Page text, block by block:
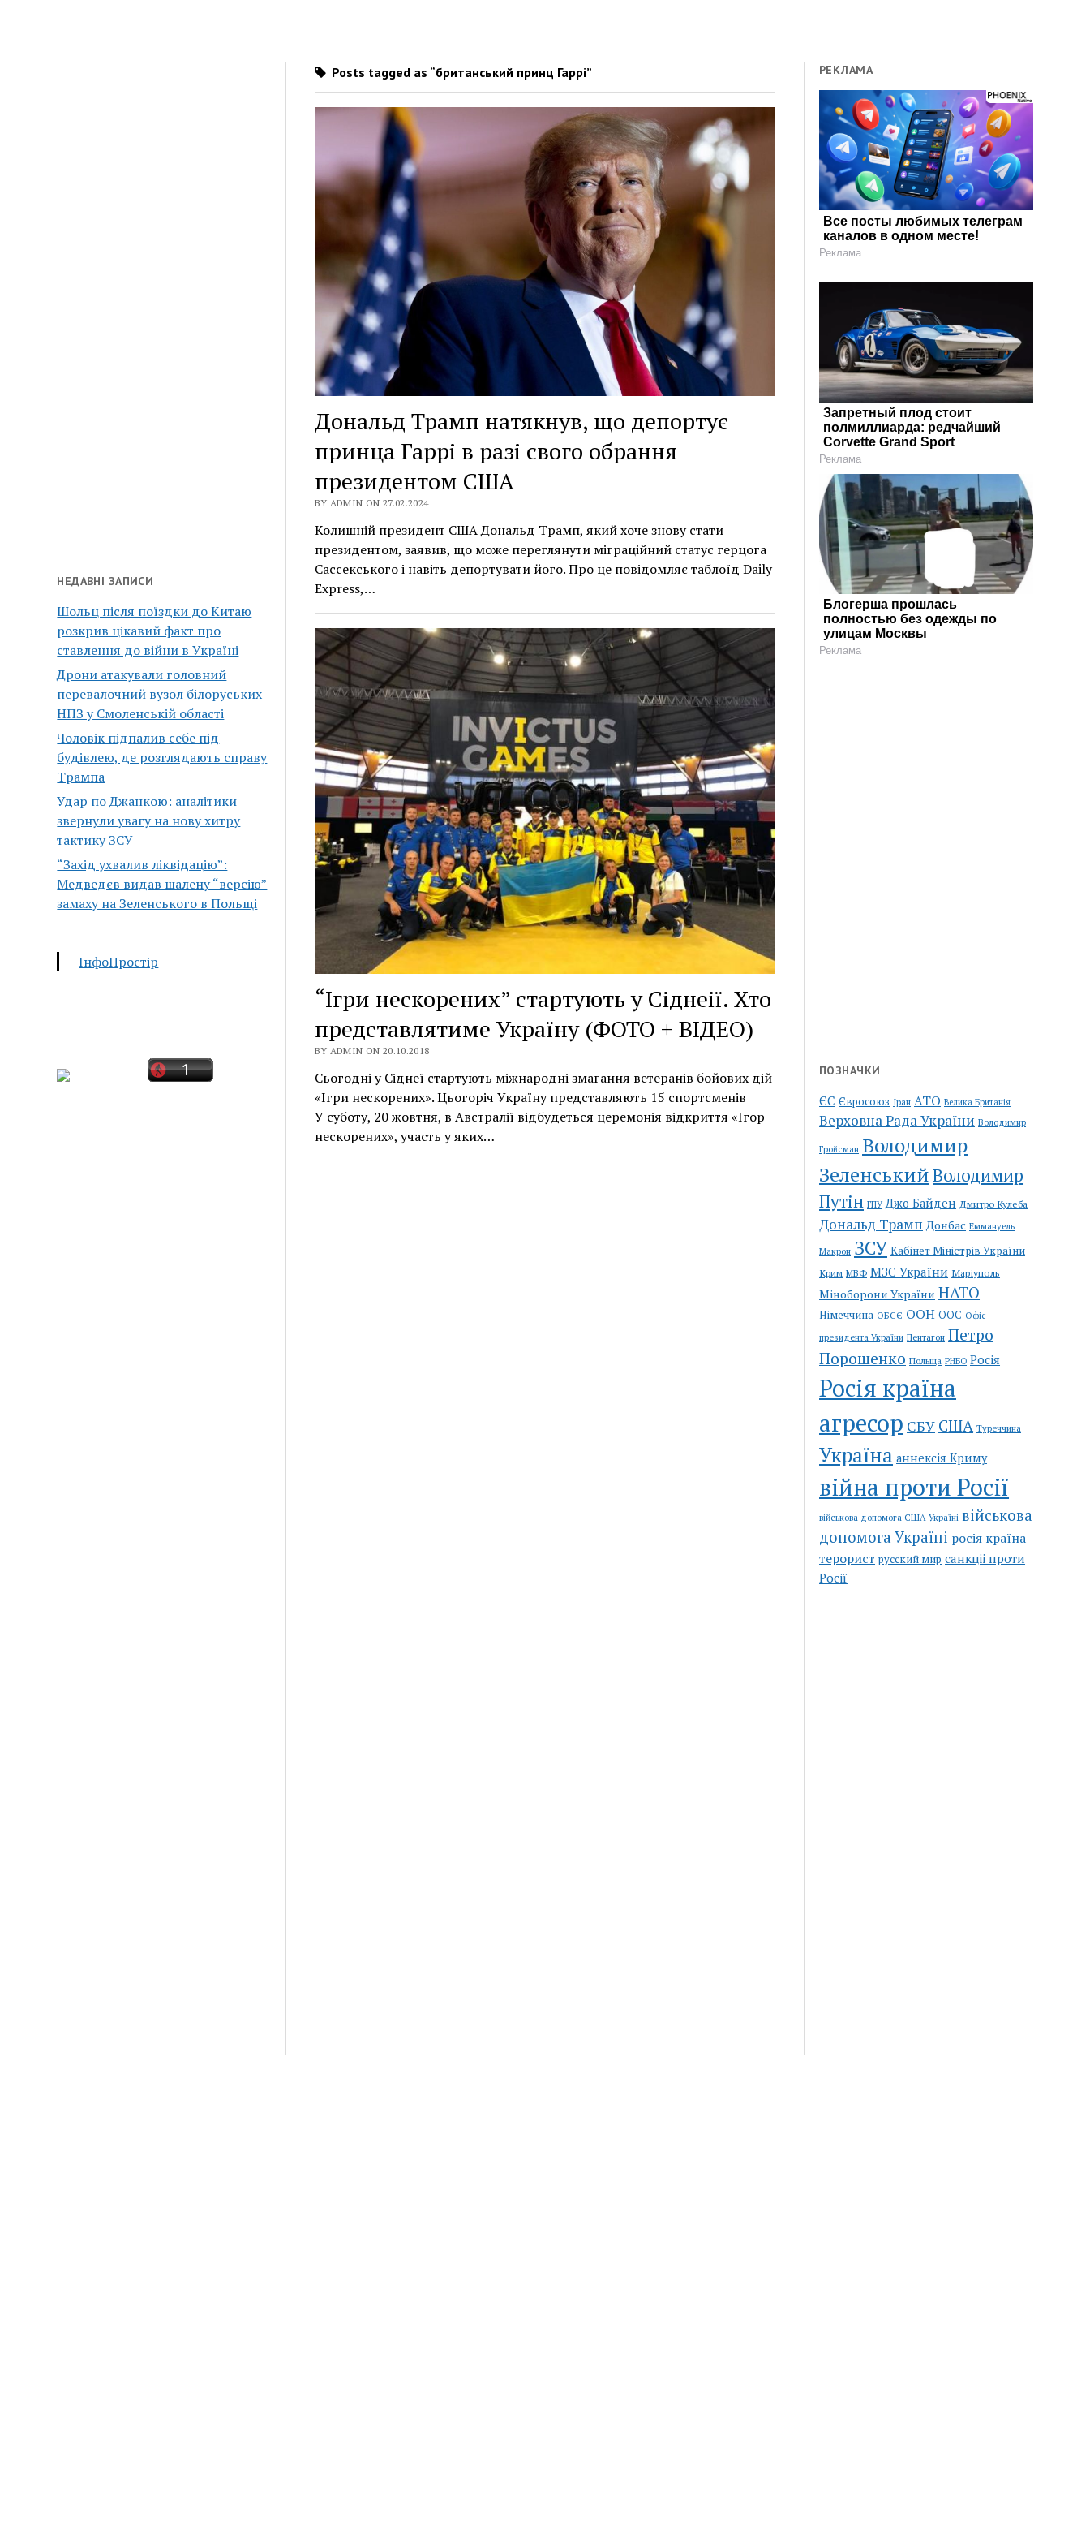
НЕДАВНІ ЗАПИСИ
Шольц після поїздки до Китаю
розкрив цікавий факт про
ставлення до війни в Україні
Дрони атакували головний
перевалочний вузол білоруських
НПЗ у Смоленській області
Чоловік підпалив себе під
будівлею, де розглядають справу
Трампа
Удар по Джанкою: аналітики
звернули увагу на нову хитру
тактику ЗСУ
“Захід ухвалив ліквідацію”:
Медведєв видав шалену “версію”
замаху на Зеленського в Польщі
ІнфоПростір
Posts tagged as “британський принц Гаррі”
Дональд Трамп натякнув, що депортує
принца Гаррі в разі свого обрання
президентом США
BY ADMIN ON 27.02.2024
Колишній президент США Дональд Трамп, який хоче знову стати
президентом, заявив, що може переглянути міграційний статус герцога
Сассекського і навіть депортувати його. Про це повідомляє таблоїд Daily
Express,…
“Ігри нескорених” стартують у Сіднеії. Хто
представлятиме Україну (ФОТО + ВІДЕО)
BY ADMIN ON 20.10.2018
Сьогодні у Сіднеї стартують міжнародні змагання ветеранів бойових дій
«Ігри нескорених». Цьогоріч Україну представляють 15 спортсменів
У суботу, 20 жовтня, в Австралії відбудеться церемонія відкриття «Ігор
нескорених», участь у яких…
РЕКЛАМА
Все посты любимых телеграм
каналов в одном месте!
Реклама
Запретный плод стоит
полмиллиарда: редчайший
Corvette Grand Sport
Реклама
Блогерша прошлась
полностью без одежды по
улицам Москвы
Реклама
ПОЗНАЧКИ
ЄС Євросоюз Іран АТО Велика Британія
Верховна Рада України Володимир
Гройсман Володимир
ЗеленськийВолодимир
Путін ГПУ Джо Байден Дмитро Кулеба
Дональд Трамп Донбас Еммануель
Макрон ЗСУ Кабінет Міністрів України
Крим МВФ МЗС України Маріуполь
Міноборони України НАТО
Німеччина ОБСЄ ООН ООС Офіс
президента України Пентагон Петро
Порошенко Польща РНБО Росія
Росія країна
агресор СБУ США Туреччина
Україна аннексія Криму
війна проти Росії
військова допомога США Україні військова
допомога Україні росія країна
терорист русский мир санкціі проти
Росії